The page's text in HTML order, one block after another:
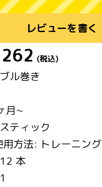
レビューを書く
262 (税込)
ル巻き
月~
ティック
用方法: トレーニング
本